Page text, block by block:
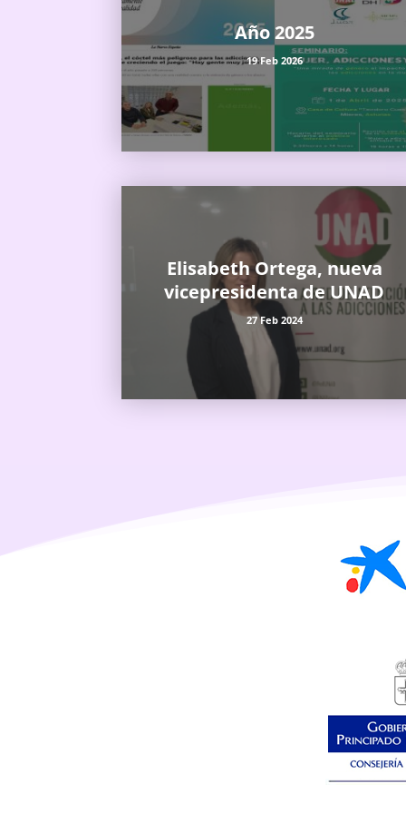
Año 2025
19 Feb 2026
Elisabeth Ortega, nueva
vicepresidenta de UNAD
27 Feb 2024